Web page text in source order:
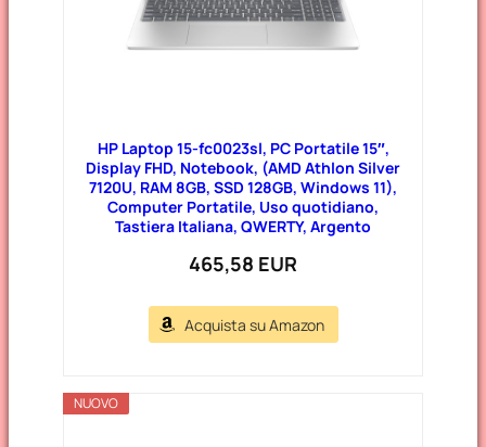
HP Laptop 15-fc0023sl, PC Portatile 15″,
Display FHD, Notebook, (AMD Athlon Silver
7120U, RAM 8GB, SSD 128GB, Windows 11),
Computer Portatile, Uso quotidiano,
Tastiera Italiana, QWERTY, Argento
465,58 EUR
Acquista su Amazon
NUOVO